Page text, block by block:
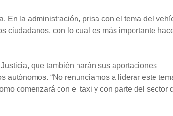
En la administración, prisa con el tema del
ciudadanos, con lo cual es más importante
que también harán sus aportaciones
autónomos. “No renunciamos a liderar este
comenzará con el taxi y con parte del sector